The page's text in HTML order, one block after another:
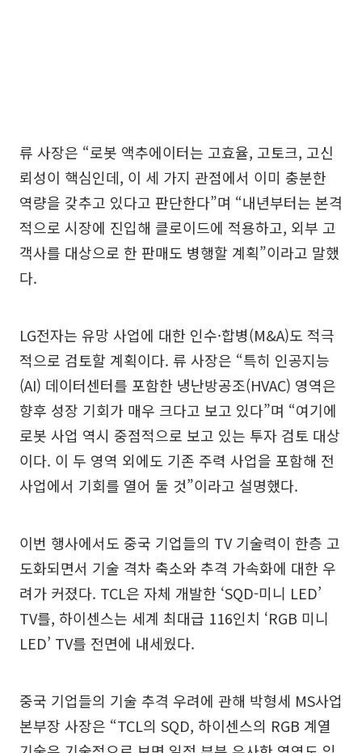
류 사장은 “로봇 액추에이터는 고효율, 고토크, 고신
뢰성이 핵심인데, 이 세 가지 관점에서 이미 충분한
역량을 갖추고 있다고 판단한다”며 “내년부터는 본격
적으로 시장에 진입해 클로이드에 적용하고, 외부 고
객사를 대상으로 한 판매도 병행할 계획”이라고 말했
다.
LG전자는 유망 사업에 대한 인수·합병(M&A)도 적극
적으로 검토할 계획이다. 류 사장은 “특히 인공지능
(AI) 데이터센터를 포함한 냉난방공조(HVAC) 영역은
향후 성장 기회가 매우 크다고 보고 있다”며 “여기에
로봇 사업 역시 중점적으로 보고 있는 투자 검토 대상
이다. 이 두 영역 외에도 기존 주력 사업을 포함해 전
사업에서 기회를 열어 둘 것”이라고 설명했다.
이번 행사에서도 중국 기업들의 TV 기술력이 한층 고
도화되면서 기술 격차 축소와 추격 가속화에 대한 우
려가 커졌다. TCL은 자체 개발한 ‘SQD-미니 LED’
TV를, 하이센스는 세계 최대급 116인치 ‘RGB 미니
LED’ TV를 전면에 내세웠다.
중국 기업들의 기술 추격 우려에 관해 박형세 MS사업
본부장 사장은 “TCL의 SQD, 하이센스의 RGB 계열